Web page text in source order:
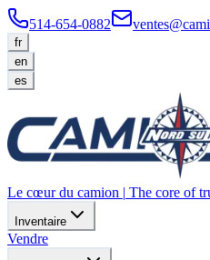
514-654-0882
fr
en
es
Le cœur du camion | The core of
Inventaire
Vendre